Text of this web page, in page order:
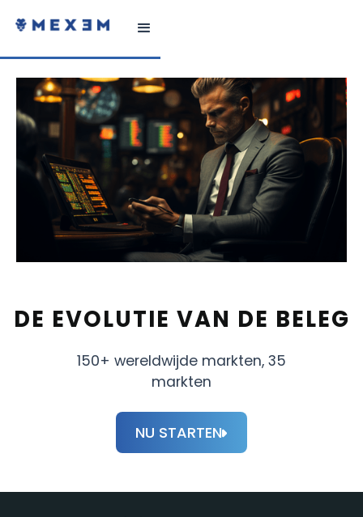
DE EVOLUTIE VAN DE BELEG
150+ wereldwijde markten, 35
markten
NU STARTEN